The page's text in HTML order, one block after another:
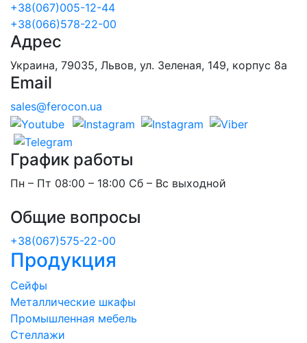
+38(067)005-12-44
+38(066)578-22-00
Адрес
Украина, 79035, Львов, ул. Зеленая, 149, корпус 8а
Email
sales@ferocon.ua
График работы
Пн – Пт 08:00 – 18:00 Сб – Вс выходной
Общие вопросы
+38(067)575-22-00
Продукция
Сейфы
Металлические шкафы
Промышленная мебель
Стеллажи